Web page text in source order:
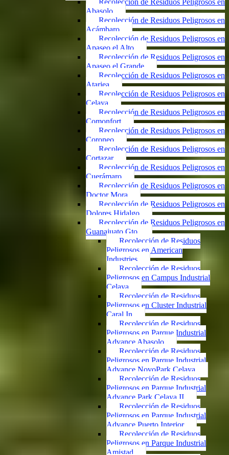
Recolección de Residuos Peligrosos en
Abasolo
Recolección de Residuos Peligrosos en
Acámbaro
Recolección de Residuos Peligrosos en
Apaseo el Alto
Recolección de Residuos Peligrosos en
Apaseo el Grande
Recolección de Residuos Peligrosos en
Atarjea
Recolección de Residuos Peligrosos en
Celaya
Recolección de Residuos Peligrosos en
Comonfort
Recolección de Residuos Peligrosos en
Coroneo
Recolección de Residuos Peligrosos en
Cortazar
Recolección de Residuos Peligrosos en
Cuerámaro
Recolección de Residuos Peligrosos en
Doctor Mora
Recolección de Residuos Peligrosos en
Dolores Hidalgo
Recolección de Residuos Peligrosos en
Guanajuato Gto.
Recolección de Residuos
Peligrosos en American
Industries
Recolección de Residuos
Peligrosos en Campus Industrial
Celaya
Recolección de Residuos
Peligrosos en Cluster Industrial
Caral In
Recolección de Residuos
Peligrosos en Parque Industrial
Advance Abasolo
Recolección de Residuos
Peligrosos en Parque Industrial
Advance NovoPark Celaya
Recolección de Residuos
Peligrosos en Parque Industrial
Advance Park Celaya II
Recolección de Residuos
Peligrosos en Parque Industrial
Advance Puerto Interior
Recolección de Residuos
Peligrosos en Parque Industrial
Amistad